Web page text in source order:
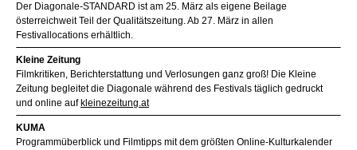
Der Diagonale-STANDARD ist am 25. März als eigene Beilage
österreichweit Teil der Qualitätszeitung. Ab 27. März in allen
Festivallocations erhältlich.
Kleine Zeitung
Filmkritiken, Berichterstattung und Verlosungen ganz groß! Die Kleine
Zeitung begleitet die Diagonale während des Festivals täglich gedruckt
und online auf kleinezeitung.at
KUMA
Programmüberblick und Filmtipps mit dem größten Online-Kulturkalender